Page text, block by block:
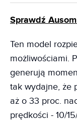
Sprawdź
Ten model
możliwościami.
generują
tak wydajne, że
aż o 33 proc.
prędkości - 10/